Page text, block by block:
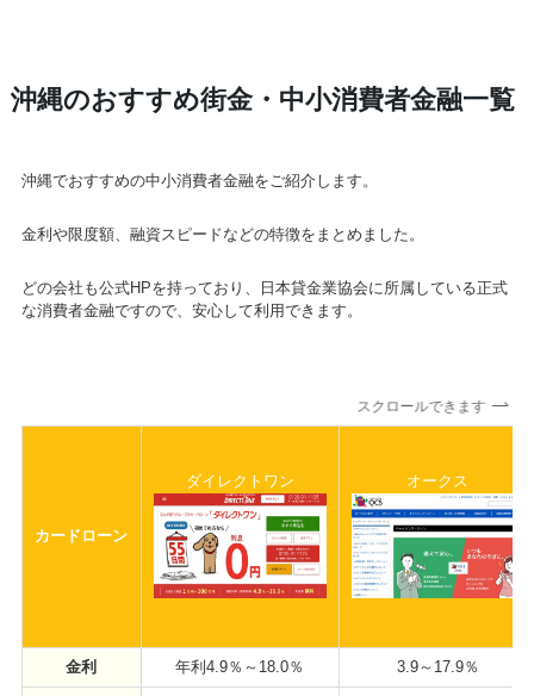
沖縄のおすすめ街金・中小消費者金融一覧
沖縄でおすすめの中小消費者金融をご紹介します。
金利や限度額、融資スピードなどの特徴をまとめました。
どの会社も公式HPを持っており、日本貸金業協会に所属している正式
な消費者金融ですので、安心して利用できます。
スクロールできます
カードローン
ダイレクトワン オークス
金利 年利4.9％～18.0％ 3.9～17.9％